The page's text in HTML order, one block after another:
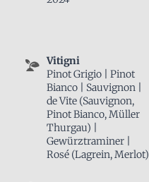
Vitigni
Pinot Grigio | Pinot
Bianco | Sauvignon |
de Vite (Sauvignon,
Pinot Bianco, Müller
Thurgau) |
Gewürztraminer |
Rosé (Lagrein, Merlot)